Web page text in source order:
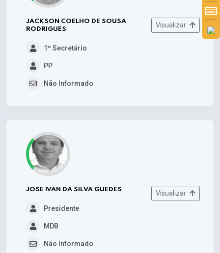
JACKSON COELHO DE SOUSA
RODRIGUES
Visualizar
1º Secretário
PP
Não Informado
JOSE IVAN DA SILVA GUEDES
Visualizar
Presidente
MDB
Não Informado